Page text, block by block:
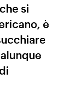
si
è